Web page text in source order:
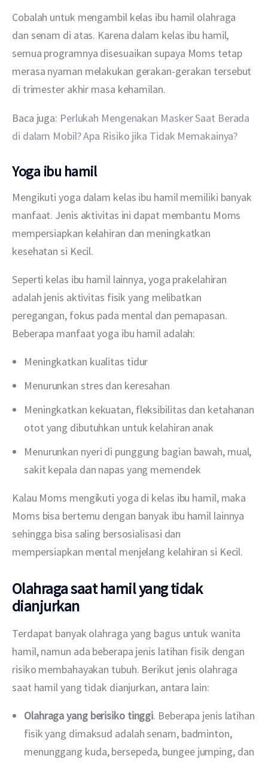
Cobalah untuk mengambil kelas ibu hamil olahraga
dan senam di atas. Karena dalam kelas ibu hamil,
semua programnya disesuaikan supaya Moms tetap
merasa nyaman melakukan gerakan-gerakan tersebut
di trimester akhir masa kehamilan.
Baca juga: Perlukah Mengenakan Masker Saat Berada
di dalam Mobil? Apa Risiko jika Tidak Memakainya?
Yoga ibu hamil
Mengikuti yoga dalam kelas ibu hamil memiliki banyak
manfaat. Jenis aktivitas ini dapat membantu Moms
mempersiapkan kelahiran dan meningkatkan
kesehatan si Kecil.
Seperti kelas ibu hamil lainnya, yoga prakelahiran
adalah jenis aktivitas fisik yang melibatkan
peregangan, fokus pada mental dan pernapasan.
Beberapa manfaat yoga ibu hamil adalah:
Meningkatkan kualitas tidur
Menurunkan stres dan keresahan
Meningkatkan kekuatan, fleksibilitas dan ketahanan
otot yang dibutuhkan untuk kelahiran anak
Menurunkan nyeri di punggung bagian bawah, mual,
sakit kepala dan napas yang memendek
Kalau Moms mengikuti yoga di kelas ibu hamil, maka
Moms bisa bertemu dengan banyak ibu hamil lainnya
sehingga bisa saling bersosialisasi dan
mempersiapkan mental menjelang kelahiran si Kecil.
Olahraga saat hamil yang tidak
dianjurkan
Terdapat banyak olahraga yang bagus untuk wanita
hamil, namun ada beberapa jenis latihan fisik dengan
risiko membahayakan tubuh. Berikut jenis olahraga
saat hamil yang tidak dianjurkan, antara lain:
Olahraga yang berisiko tinggi. Beberapa jenis latihan
fisik yang dimaksud adalah senam, badminton,
menunggang kuda, bersepeda, bungee jumping, dan